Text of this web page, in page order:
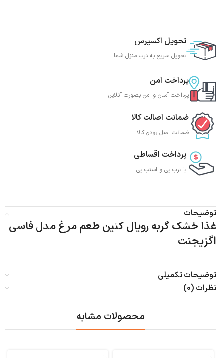
تحویل اکسپرس
تحویل سریع به درب منزل شما
پرداخت امن
پرداخت آسان و امن بصورت آنلاین
ضمانت اصالت کالا
ضمانت اصل بودن کالا
پرداخت اقساطی
با ترب‌ پی و اسنپ پی
توضیحات
غذا خشک گربه رویال کنین طعم مرغ مدل فاسی
اگزیجنت
توضیحات تکمیلی
نظرات (0)
محصولات مشابه